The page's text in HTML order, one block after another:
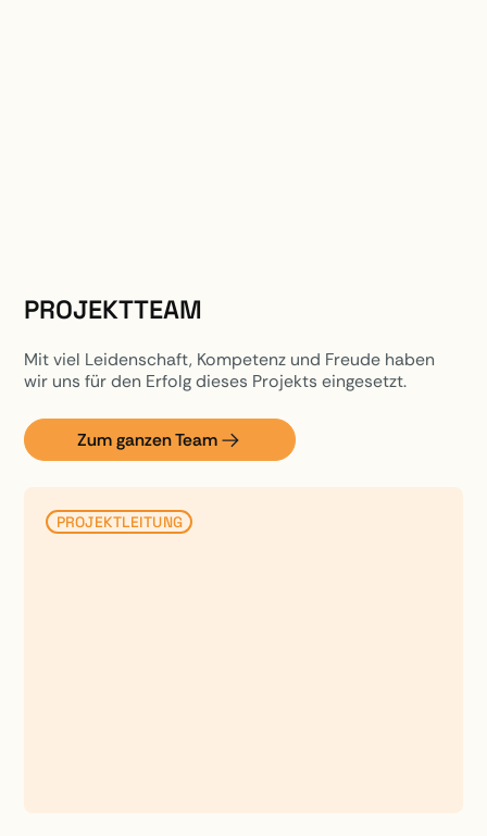
PROJEKTTEAM
Mit viel Leidenschaft, Kompetenz und Freude haben
wir uns für den Erfolg dieses Projekts eingesetzt.
Zum ganzen Team
PROJEKTLEITUNG